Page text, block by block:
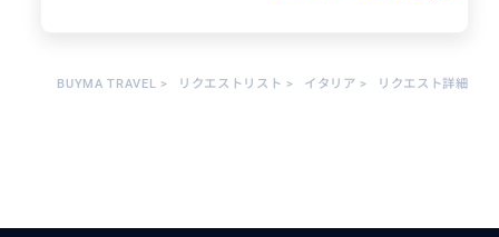
ませんか？
アマルフィ海岸はもちろん
BUYMA TRAVEL > リクエストリスト > イタリア > リクエスト詳細